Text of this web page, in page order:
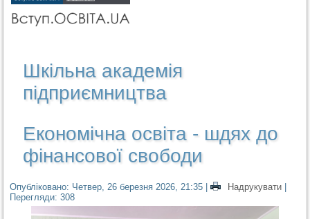
Шкільна академія
підприємництва
Економічна освіта - шдях до
фінансової свободи
Опубліковано: Четвер, 26 березня 2026, 21:35 | Надрукувати
Перегляди: 308